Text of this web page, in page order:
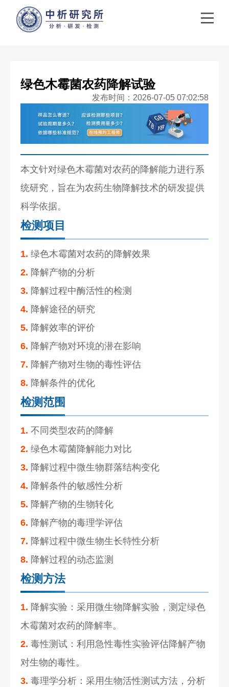
绿色木霉菌农药降解试验
发布时间：2026-07-05 07:02:58
本文针对绿色木霉菌对农药的降解能力进行系
统研究，旨在为农药生物降解技术的研发提供
科学依据。
检测项目
1. 绿色木霉菌对农药的降解效果
2. 降解产物的分析
3. 降解过程中酶活性的检测
4. 降解途径的研究
5. 降解效率的评价
6. 降解产物对环境的潜在影响
7. 降解产物对生物的毒性评估
8. 降解条件的优化
检测范围
1. 不同类型农药的降解
2. 绿色木霉菌降解能力对比
3. 降解过程中微生物群落结构变化
4. 降解条件的敏感性分析
5. 降解产物的生物转化
6. 降解产物的毒理学评估
7. 降解过程中微生物生长特性分析
8. 降解过程的动态监测
检测方法
1. 降解实验：采用微生物降解实验，测定绿色
木霉菌对农药的降解率。
2. 毒性测试：利用急性毒性实验评估降解产物
对生物的毒性。
3. 毒理学分析：采用生物活性测试方法，分析